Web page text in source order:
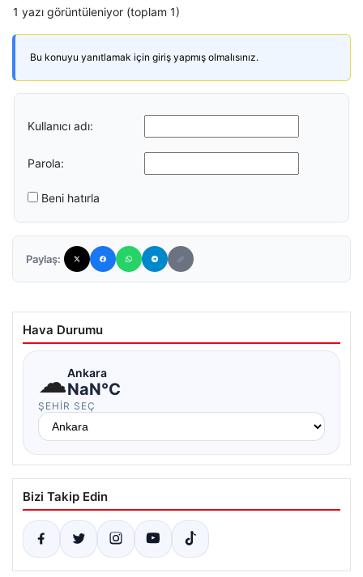
1 yazı görüntüleniyor (toplam 1)
Bu konuyu yanıtlamak için giriş yapmış olmalısınız.
Kullanıcı adı:
Parola:
Beni hatırla
Paylaş:
Hava Durumu
☁Ankara
NaN°C
ŞEHIR SEÇ
Bizi Takip Edin